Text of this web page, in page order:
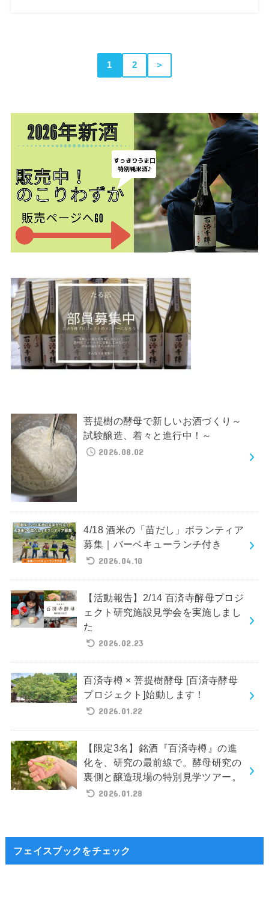
1 2 ＞
菩提樹の酵母で新しいお酒づくり～
試験醸造、着々と進行中！～
2026.08.02
4/18 酒米の「苗だし」ボランティア
募集｜バーベキューランチ付き
2026.04.10
【活動報告】2/14 百済寺酵母プロジ
ェクト研究施設見学会を実施しまし
た
2026.02.23
百済寺樽 × 菩提樹酵母 [百済寺酵母
プロジェクト]始動します！
2026.01.22
【限定3名】銘酒『百済寺樽』の進
化を、研究の最前線で。酵母研究の
裏側と醸造現場の特別見学ツアー。
2026.01.28
フェイスブックをチェック